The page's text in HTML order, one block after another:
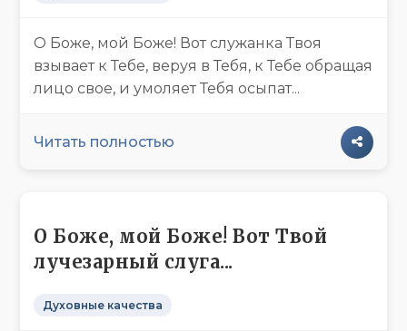
О Боже, мой Боже! Вот служанка Твоя
взывает к Тебе, веруя в Тебя, к Тебе обращая
лицо свое, и умоляет Тебя осыпат...
Читать полностью
О Боже, мой Боже! Вот Твой
лучезарный слуга...
Духовные качества